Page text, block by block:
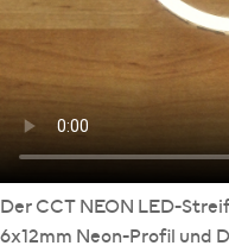
Der CCT NEON LED-
6x12mm Neon-Profil und